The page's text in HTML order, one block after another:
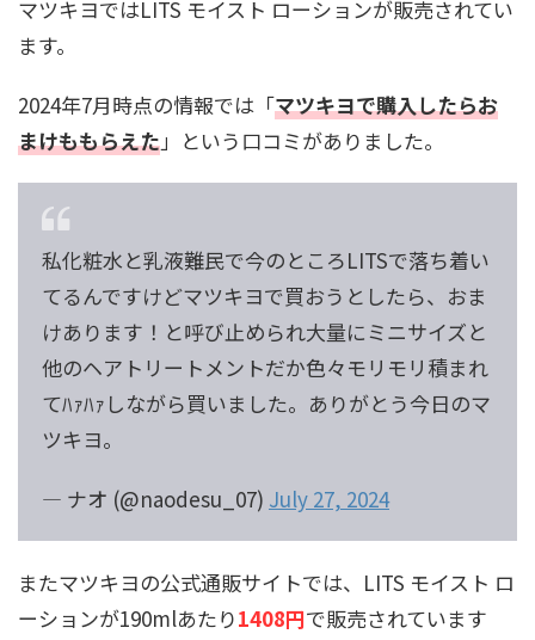
マツキヨではLITS モイスト ローションが販売されてい
ます。
2024年7月時点の情報では「マツキヨで購入したらお
まけももらえた」という口コミがありました。
私化粧水と乳液難民で今のところLITSで落ち着い
てるんですけどマツキヨで買おうとしたら、おま
けあります！と呼び止められ大量にミニサイズと
他のヘアトリートメントだか色々モリモリ積まれ
てﾊｧﾊｧしながら買いました。ありがとう今日のマ
ツキヨ。
— ナオ (@naodesu_07) July 27, 2024
またマツキヨの公式通販サイトでは、LITS モイスト ロ
ーションが190mlあたり1408円で販売されています